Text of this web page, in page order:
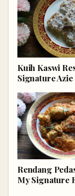
Kuih Kaswi
Signature
Rendang
My Signature